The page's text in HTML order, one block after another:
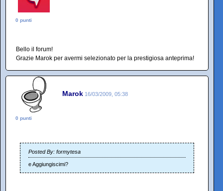
0 punti
Bello il forum!
Grazie Marok per avermi selezionato per la prestigiosa anteprima!
Marok 16/03/2009, 05:38
0 punti
Posted By: formytesa
e Aggiungiscimi?